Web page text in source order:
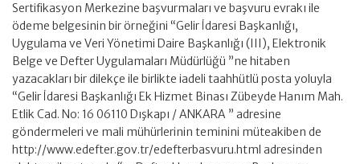
Sertifikasyon Merkezine başvurmaları ve başvuru evrakı ile
ödeme belgesinin bir örneğini “Gelir İdaresi Başkanlığı,
Uygulama ve Veri Yönetimi Daire Başkanlığı (III), Elektronik
Belge ve Defter Uygulamaları Müdürlüğü ”ne hitaben
yazacakları bir dilekçe ile birlikte iadeli taahhütlü posta yoluyla
“Gelir İdaresi Başkanlığı Ek Hizmet Binası Zübeyde Hanım Mah.
Etlik Cad. No: 16 06110 Dışkapı / ANKARA ” adresine
göndermeleri ve mali mühürlerinin teminini müteakiben de
http://www.edefter.gov.tr/edefterbasvuru.html adresinden